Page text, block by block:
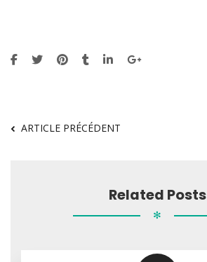
ARTICLE PRÉCÉDENT
Related Posts
✻